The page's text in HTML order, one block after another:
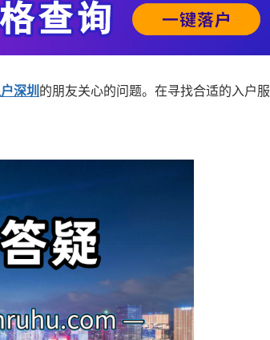
深圳 的朋友关心的问题。在寻找合适的入户服